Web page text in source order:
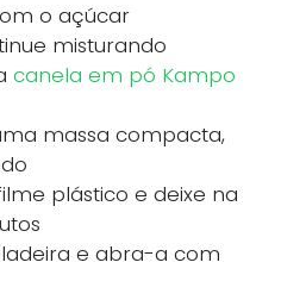
o açúcar
misturando
canela em pó Kampo
massa compacta,
plástico e deixe na
e abra-a com